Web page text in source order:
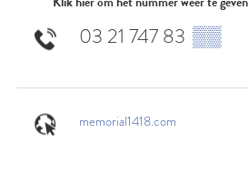
03 21 747 83 ▒▒
memorial1418.com